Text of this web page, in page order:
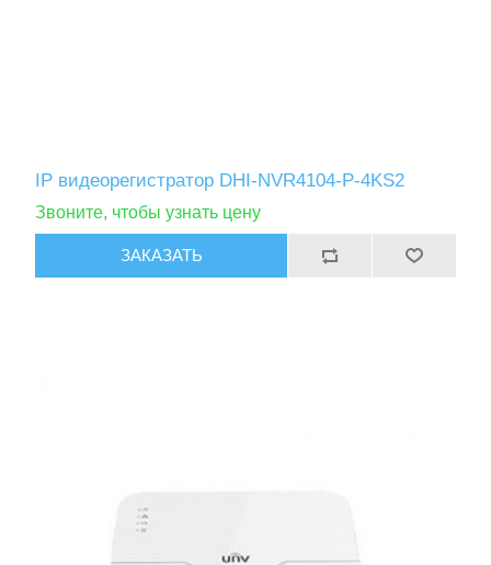
IP видеорегистратор DHI-NVR4104-P-4KS2
Звоните, чтобы узнать цену